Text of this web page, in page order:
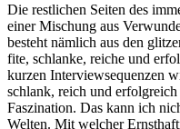
Die restlichen Seiten des
einer Mischung aus
besteht nämlich aus den
fite, schlanke, reiche und
kurzen Interviewsequenzen
schlank, reich und
Faszination. Das kann ich
Welten. Mit welcher